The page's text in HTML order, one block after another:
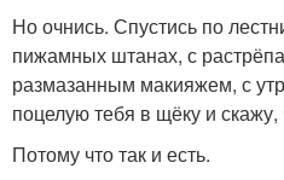
Но очнись. Спустись по
пижамных штанах, с
размазанным макияжем, с
поцелую тебя в щёку и скажу,
Потому что так и есть.